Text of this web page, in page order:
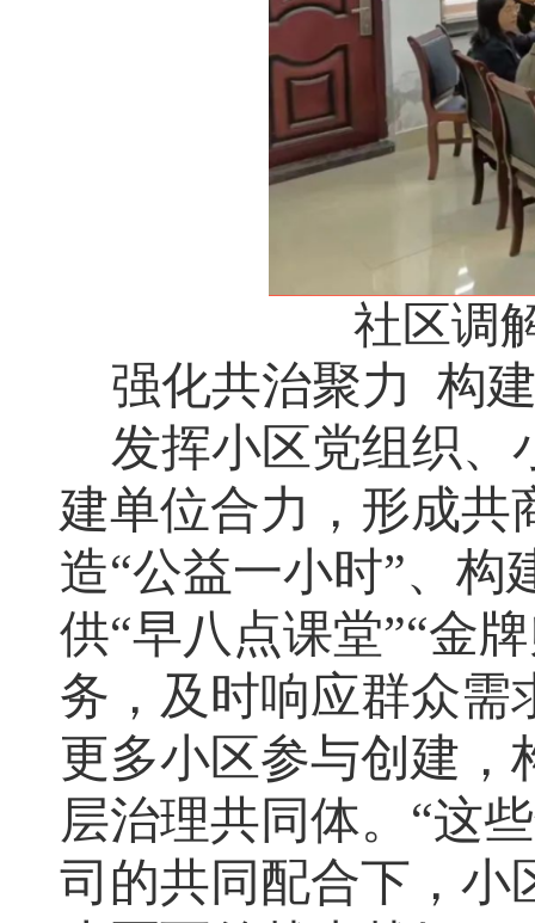
社区调
强化共治聚力 构
发挥小区党组织、
建单位合力，形成共
造“公益一小时”、构
供“早八点课堂”“金
务，及时响应群众需
更多小区参与创建，
层治理共同体。“这
司的共同配合下，小